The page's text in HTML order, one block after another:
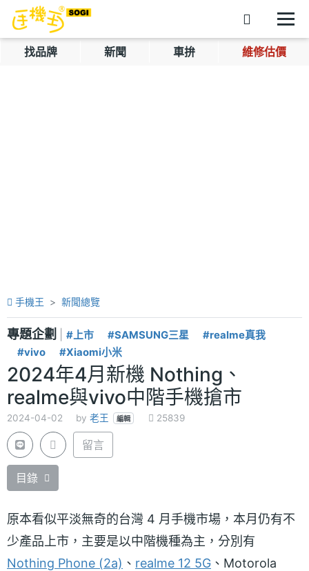
找品牌 新聞 車拚 維修估價
手機王 新聞總覽
專題企劃 #上市 #SAMSUNG三星
#realme真我
#vivo
#Xiaomi小米
2024年4月新機 Nothing、
realme與vivo中階手機搶市
2024-04-02 by 老王 編輯 25839
留言
目錄
原本看似平淡無奇的台灣 4 月手機市場，本月仍有不
少產品上市，主要是以中階機種為主，分別有
Nothing Phone (2a) 、 realme 12 5G 、Motorola